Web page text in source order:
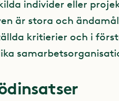
individer eller
är stora och
kritierier och i